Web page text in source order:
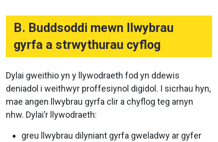
B. Buddsoddi mewn llwybrau
gyrfa a strwythurau cyflog
Dylai gweithio yn y llywodraeth fod yn ddewis
deniadol i weithwyr proffesiynol digidol. I sicrhau hyn,
mae angen llwybrau gyrfa clir a chyflog teg arnyn
nhw. Dylai’r llywodraeth:
greu llwybrau dilyniant gyrfa gweladwy ar gyfer